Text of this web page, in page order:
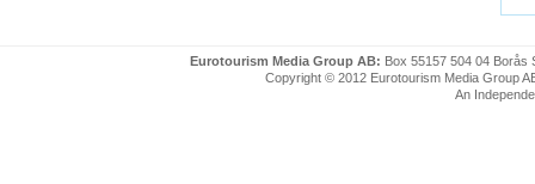
Eurotourism Media Group AB: Box 55157 504 04 Borås
Copyright © 2012 Eurotourism Media Group
An